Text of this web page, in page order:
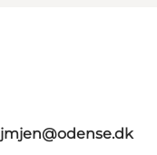
jmjen@odense.dk